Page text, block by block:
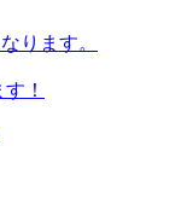
ります。
！